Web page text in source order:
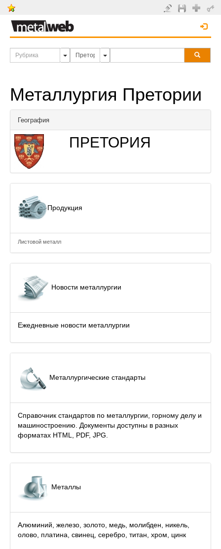
Металлургия Претории
География
ПРЕТОРИЯ
Продукция
Листовой металл
Новости металлургии
Ежедневные новости металлургии
Металлургические стандарты
Справочник стандартов по металлургии, горному делу и
машиностроению. Документы доступны в разных
форматах HTML, PDF, JPG.
Металлы
Алюминий, железо, золото, медь, молибден, никель,
олово, платина, свинец, серебро, титан, хром, цинк